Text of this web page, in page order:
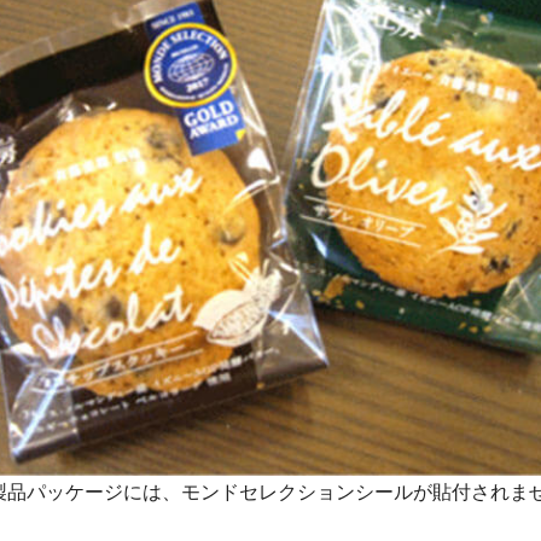
パッケージには、モンドセレクションシールが貼付されま